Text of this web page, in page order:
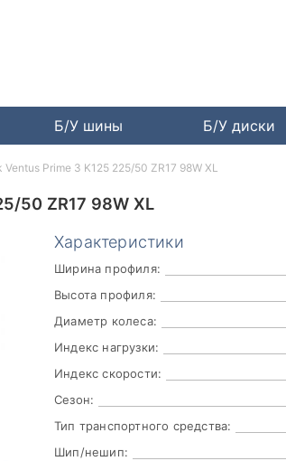
Б/У шины Б/У диски
50 ZR17 98W XL
Характеристики
Ширина профиля:
Высота профиля:
Диаметр колеса:
Индекс нагрузки:
Индекс скорости:
Сезон:
Тип транспортного средства:
Шип/нешип:
Ventus Prime 3 K125 225/50 ZR17 98W XL